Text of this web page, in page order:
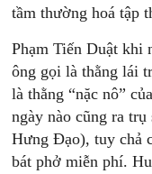
tầm thường hoá tập
Phạm Tiến Duật khi
ông gọi là thằng lái
là thằng “nặc nô”
ngày nào cũng ra
Hưng Đạo), tuy chả
bát phở miễn phí.